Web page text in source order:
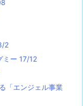
2
ミー 17/12
「エンジェル事業